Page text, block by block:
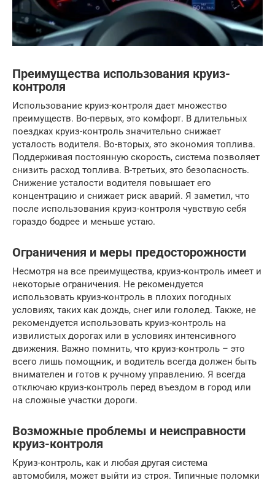
Преимущества использования круиз-
контроля
Использование круиз-контроля дает множество
преимуществ. Во-первых, это комфорт. В длительных
поездках круиз-контроль значительно снижает
усталость водителя. Во-вторых, это экономия топлива.
Поддерживая постоянную скорость, система позволяет
снизить расход топлива. В-третьих, это безопасность.
Снижение усталости водителя повышает его
концентрацию и снижает риск аварий. Я заметил, что
после использования круиз-контроля чувствую себя
гораздо бодрее и меньше устаю.
Ограничения и меры предосторожности
Несмотря на все преимущества, круиз-контроль имеет и
некоторые ограничения. Не рекомендуется
использовать круиз-контроль в плохих погодных
условиях, таких как дождь, снег или гололед. Также, не
рекомендуется использовать круиз-контроль на
извилистых дорогах или в условиях интенсивного
движения. Важно помнить, что круиз-контроль – это
всего лишь помощник, и водитель всегда должен быть
внимателен и готов к ручному управлению. Я всегда
отключаю круиз-контроль перед въездом в город или
на сложные участки дороги.
Возможные проблемы и неисправности
круиз-контроля
Круиз-контроль, как и любая другая система
автомобиля, может выйти из строя. Типичные поломки